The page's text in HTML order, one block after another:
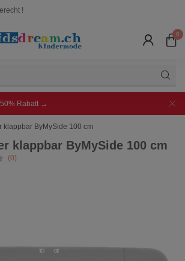
!
0
Rabatt →
klappbar ByMySide 100 cm
klappbar ByMySide 100 cm
(0)